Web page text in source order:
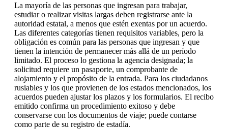
La mayoría de las personas que ingresan para trabajar,
estudiar o realizar visitas largas deben registrarse ante la
autoridad estatal, a menos que estén exentas por un acuerdo.
Las diferentes categorías tienen requisitos variables, pero la
obligación es común para las personas que ingresan y que
tienen la intención de permanecer más allá de un período
limitado. El proceso lo gestiona la agencia designada; la
solicitud requiere un pasaporte, un comprobante de
alojamiento y el propósito de la entrada. Para los ciudadanos
rusiables y los que provienen de los estados mencionados, los
acuerdos pueden ajustar los plazos y los formularios. El recibo
emitido confirma un procedimiento exitoso y debe
conservarse con los documentos de viaje; puede contarse
como parte de su registro de estadía.